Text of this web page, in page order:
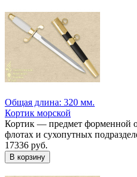
Общая длина: 320 мм.
Кортик морской
Кортик — предмет форменной
флотах и сухопутных
17336 руб.